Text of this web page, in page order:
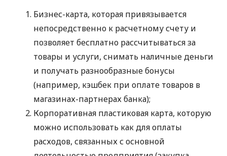
Бизнес-карта, которая привязывается
непосредственно к расчетному счету и
позволяет бесплатно рассчитываться за
товары и услуги, снимать наличные деньги
и получать разнообразные бонусы
(например, кэшбек при оплате товаров в
магазинах-партнерах банка);
Корпоративная пластиковая карта, которую
можно использовать как для оплаты
расходов, связанных с основной